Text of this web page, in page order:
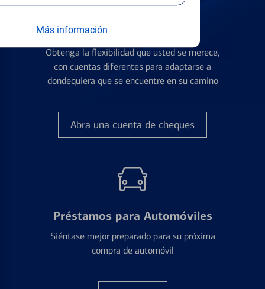
Más informaciónCuentas de Cheques
Obtenga la flexibilidad que usted se merece,
con cuentas diferentes para adaptarse a
dondequiera que se encuentre en su camino
Abra una cuenta de cheques
Préstamos para Automóviles
Siéntase mejor preparado para su próxima
compra de automóvil